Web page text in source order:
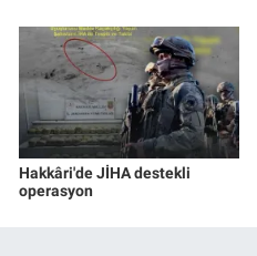
Hakkâri'de JİHA destekli
operasyon